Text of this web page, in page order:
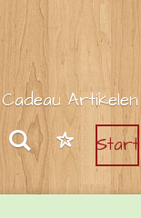
Cadeau Artikelen
Start